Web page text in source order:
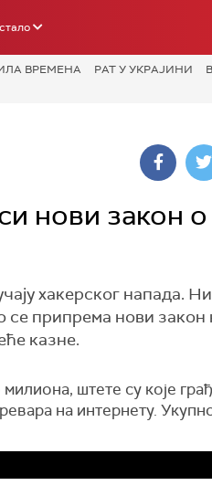
ВРЕМЕНА РАТ У УКРАЈИНИ
нови закон о
хакерског напада.
се припрема нови закон
казне.
штете су које
на интернету.